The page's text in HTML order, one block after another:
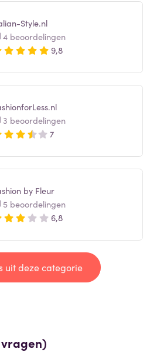
Style.nl
4 beoordelingen
9,8
3 beoordelingen
7
by Fleur
5 beoordelingen
6,8
uit deze categorie
vragen)